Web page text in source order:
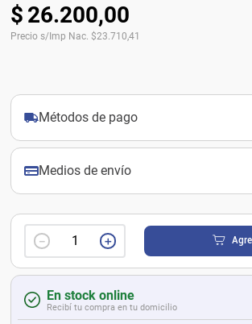
$ 26.200,00
Precio s/Imp Nac. $23.710,41
Métodos de pago
Medios de envío
＋
－
En stock online
Recibí tu compra en tu domicilio